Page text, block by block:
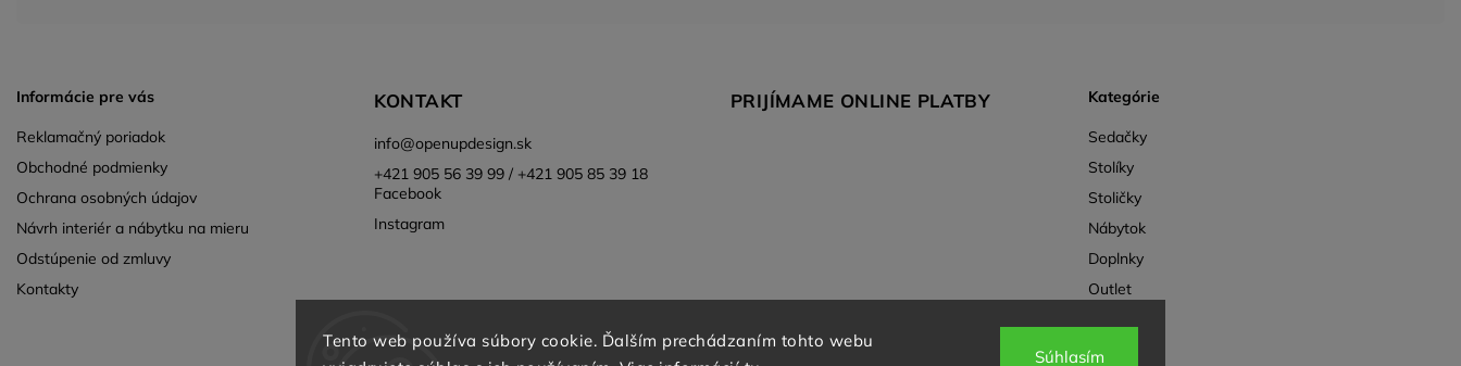
Tento web používa súbory cookie. Ďalším prechádzaním tohto webu
Súhlasím
Informácie pre vás
Reklamačný poriadok
Obchodné podmienky
Ochrana osobných údajov
Návrh interiér a nábytku na mieru
Odstúpenie od zmluvy
Kontakty
KONTAKT
info@openupdesign.sk
+421 905 56 39 99 / +421 905 85 39 18
Facebook
Instagram
PRIJÍMAME ONLINE PLATBY Kategórie
Sedačky
Stolíky
Stoličky
Nábytok
Doplnky
Outlet